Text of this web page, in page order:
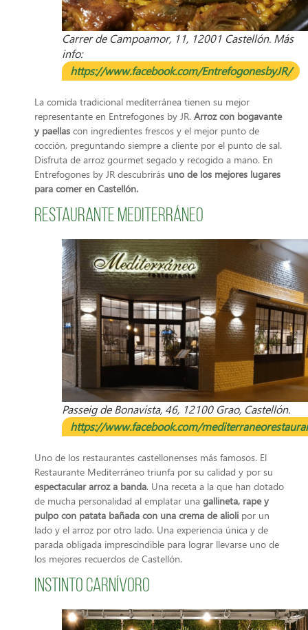
Carrer de Campoamor, 11, 12001 Castellón. Más
info:
https://www.facebook.com/EntrefogonesbyJR/
La comida tradicional mediterránea tienen su mejor
representante en Entrefogones by JR. Arroz con bogavante
y paellas con ingredientes frescos y el mejor punto de
cocción, preguntando siempre a cliente por el punto de sal.
Disfruta de arroz gourmet segado y recogido a mano. En
Entrefogones by JR descubrirás uno de los mejores lugares
para comer en Castellón.
Restaurante Mediterráneo
Passeig de Bonavista, 46, 12100 Grao, Castellón.
https://www.facebook.com/
Uno de los restaurantes castellonenses más famosos. El
Restaurante Mediterráneo triunfa por su calidad y por su
espectacular arroz a banda. Una receta a la que han dotado
de mucha personalidad al emplatar una gallineta, rape y
pulpo con patata bañada con una crema de alioli por un
lado y el arroz por otro lado. Una experiencia única y de
parada obligada imprescindible para lograr llevarse uno de
los mejores recuerdos de Castellón.
Instinto Carnívoro